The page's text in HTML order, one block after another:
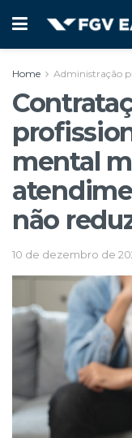
Home Administração
mental
não
10 de dezembro de